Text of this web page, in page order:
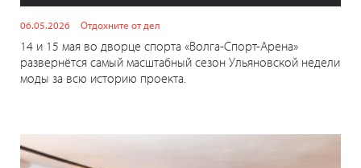
06.05.2026 Отдохните от дел
14 и 15 мая во дворце спорта «Волга-Спорт-Арена»
развернётся самый масштабный сезон Ульяновской недели
моды за всю историю проекта.